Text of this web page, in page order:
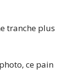
tranche plus
ce pain